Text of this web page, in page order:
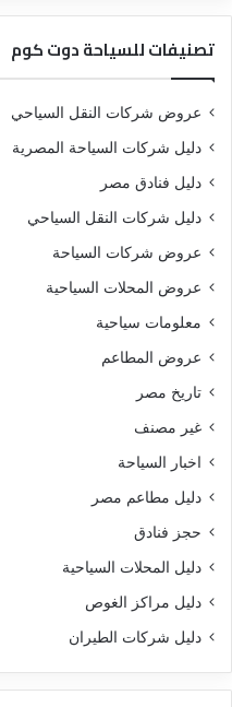
تصنيفات للسياحة دوت كوم
عروض شركات النقل السياحي
دليل شركات السياحة المصرية
دليل فنادق مصر
دليل شركات النقل السياحي
عروض شركات السياحة
عروض المحلات السياحية
معلومات سياحية
عروض المطاعم
تاريخ مصر
غير مصنف
اخبار السياحة
دليل مطاعم مصر
حجز فنادق
دليل المحلات السياحية
دليل مراكز الغوص
دليل شركات الطيران